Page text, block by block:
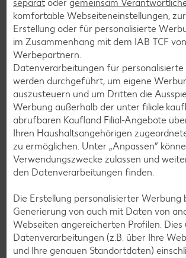
Geflügel-Rezepte
Lamm-Rezepte
Grill-Rezepte
Muffin-Rezepte
Apfelkuchen-Rezepte
Schokokuchen-Rezepte
Torten-Rezepte
Eis-Rezepte
Pfannkuchen-Rezepte
Plätzchen-Rezepte
Smoothie-Rezepte
separat oder gemeinsam
komfortable Webseiteneinstellungen,
Erstellung oder für personalisierte
im Zusammenhang mit dem IAB TCF
Werbepartnern.
Datenverarbeitungen für personalisierte
werden durchgeführt, um eigene
auszusteuern und um Dritten die
Werbung außerhalb der unter
abrufbaren Kaufland Filial-Angebote
Ihren Haushaltsangehörigen
zu ermöglichen. Unter „Anpassen“
Verwendungszwecke zulassen und
den Datenverarbeitungen finden.
Die Erstellung personalisierter Werbung
Generierung von auch mit Daten von
Webseiten angereicherten Profilen. Dies
Datenverarbeitungen (z.B. über Ihre
und Ihre genauen Standortdaten)